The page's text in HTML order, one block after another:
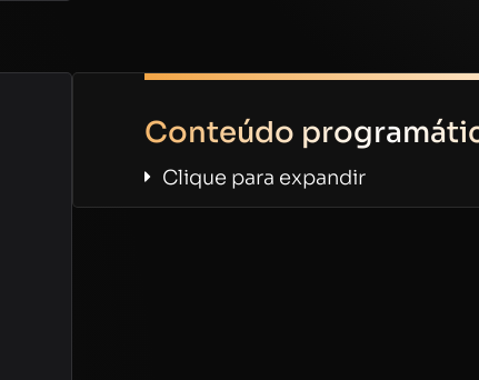
Conteúdo
Clique para expandir